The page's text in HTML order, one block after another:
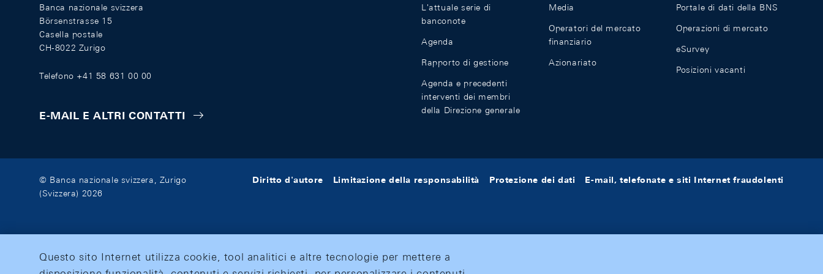
Banca nazionale svizzera
Börsenstrasse 15
Casella postale
CH-8022 Zurigo
Telefono +41 58 631 00 00
E-MAIL E ALTRI CONTATTI
L'attuale serie di
banconote
Agenda
Rapporto di gestione
Agenda e precedenti
interventi dei membri
della Direzione generale
Media
Operatori del mercato
finanziario
Azionariato
Portale di dati della BNS
Operazioni di mercato
eSurvey
Posizioni vacanti
© Banca nazionale svizzera, Zurigo
(Svizzera) 2026
Diritto d'autore Limitazione della responsabilità Protezione dei dati E-mail, telefonate e siti Internet fraudolenti
Questo sito Internet utilizza cookie, tool analitici e altre tecnologie per mettere a